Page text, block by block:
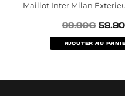
Maillot Inter Milan
99.90€ 59.90
AJOUTER AU